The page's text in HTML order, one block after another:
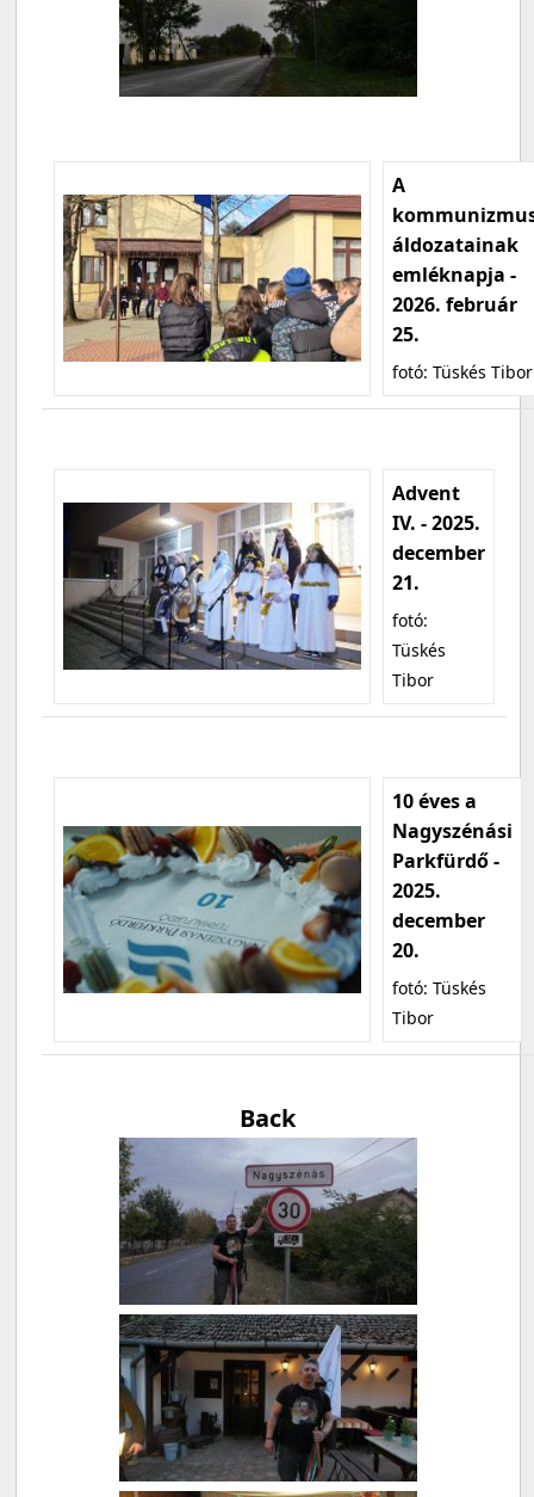
A
áldozatainak
emléknapja -
2026. február
25.
fotó: Tüskés Tibor
Advent
IV. - 2025.
december
21.
fotó:
Tüskés
Tibor
10 éves a
Nagyszénási
Parkfürdő -
2025.
december
20.
fotó: Tüskés
Tibor
Back